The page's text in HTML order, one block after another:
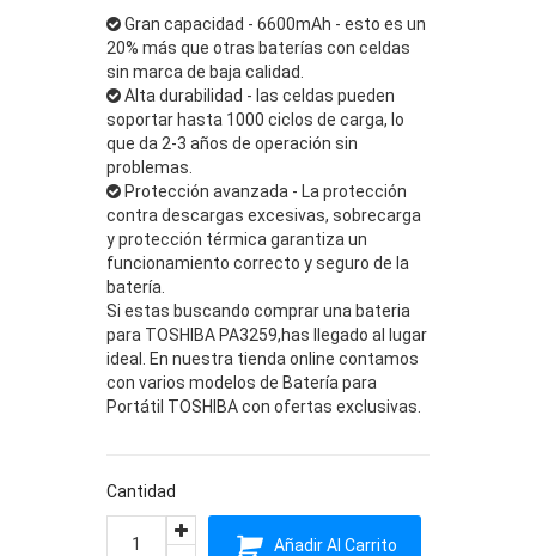
Gran capacidad - 6600mAh - esto es un
20% más que otras baterías con celdas
sin marca de baja calidad.
Alta durabilidad - las celdas pueden
soportar hasta 1000 ciclos de carga, lo
que da 2-3 años de operación sin
problemas.
Protección avanzada - La protección
contra descargas excesivas, sobrecarga
y protección térmica garantiza un
funcionamiento correcto y seguro de la
batería.
Si estas buscando comprar una bateria
para TOSHIBA PA3259,has llegado al lugar
ideal. En nuestra tienda online contamos
con varios modelos de Batería para
Portátil TOSHIBA con ofertas exclusivas.
Cantidad
Añadir Al Carrito